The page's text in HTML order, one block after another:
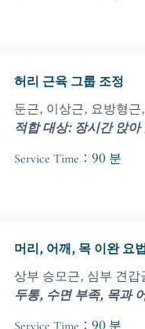
허리 근육 그룹 조정
둔근, 이상근, 요방형
적합 대상: 장시간 앉
Service Time：90 분
머리, 어깨, 목 이완 요법
상부 승모근, 심부 견
두통, 수면 부족, 목과
Service Time：90 분